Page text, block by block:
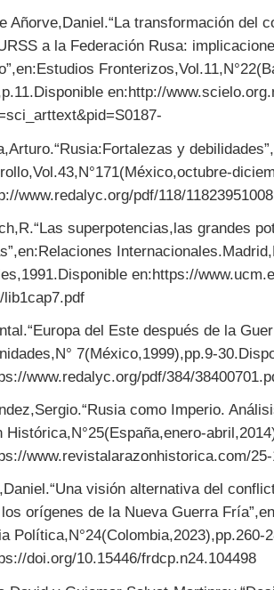
Añorve,Daniel.“La transformación del
a la Federación Rusa:
en:http://
y
www.redalyc.org/pdf/118/
superpotencias,las grandes
en:https://
lib1cap7.pdf
del Este después de la
7(México,1999),pp.9-
www.redalyc.org/pdf/384/
como Imperio.
Histórica,N°25(España,enero-
www.revistalarazonhistorica.com/
visión alternativa del
orígenes de la Nueva Guerra
Política,N°24(Colombia,2023),pp.260-
doi.org/10.15446/frdcp.n24.104498